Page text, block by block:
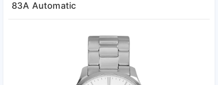
83A Automatic